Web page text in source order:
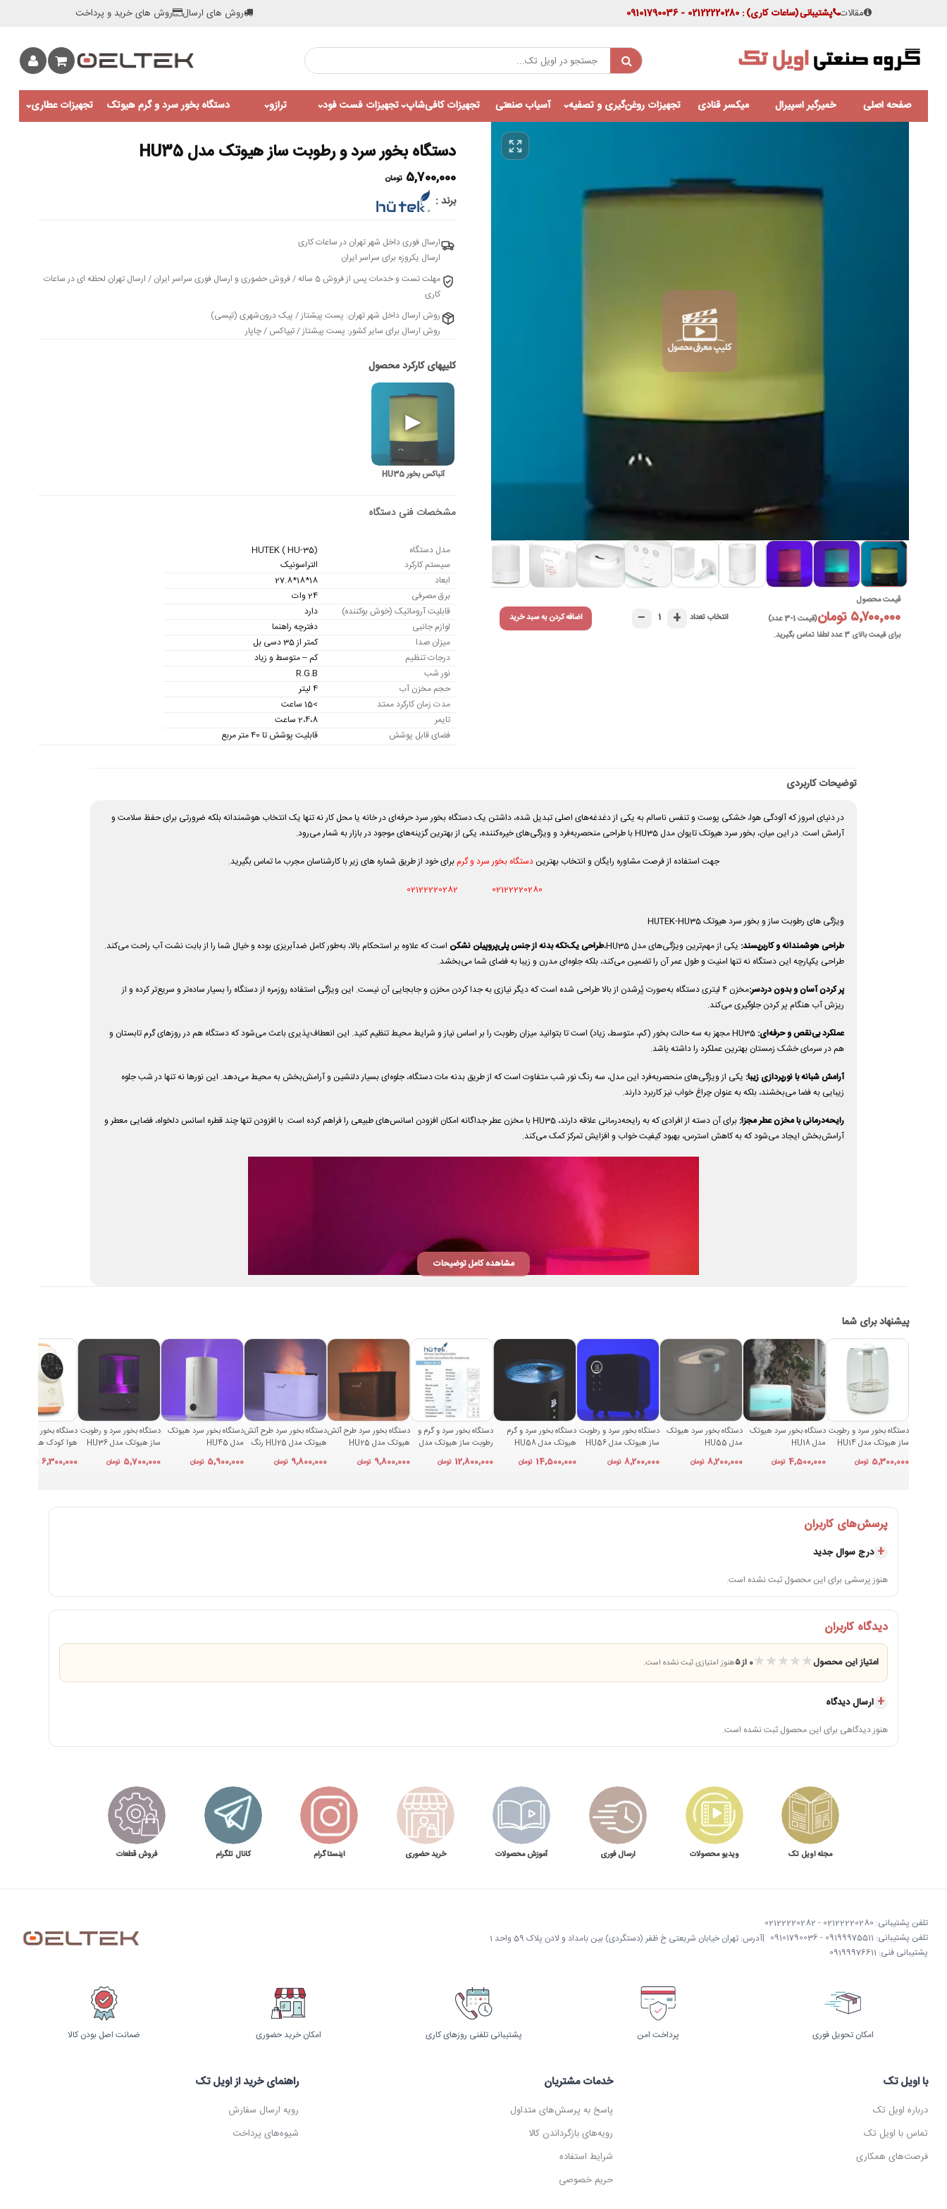
مقالات پشتیبانی(ساعات کاری): 02122220280 - 09101790036 روش های ارسال روش های خرید و پرداخت
صفحه اصلی خمیرگیر اسپیرال میکسر قنادی تجهیزات روغن‌گیری و تصفیه آسیاب صنعتی تجهیزات کافی‌شاپ تجهیزات فست فود ترازو دستگاه بخور سرد و گرم هیوتک تجهیزات عطاری
►
قیمت محصول
۵٬۷۰۰٬۰۰۰ تومان (قیمت 1-3 عدد) انتخاب تعداد + ۱ − اضافه کردن به سبد خرید
برای قیمت بالای 3 عدد لطفا تماس بگیرید.
دستگاه بخور سرد و رطوبت ساز هیوتک مدل HU35
5,700,000 تومان
برند
ارسال فوری داخل شهر تهران در ساعات کاری
ارسال یکروزه برای سراسر ایران
مهلت تست و خدمات پس از فروش 5 ساله / فروش حضوری و ارسال فوری سراسر ایران / ارسال تهران لحظه ای در ساعات
کاری
روش ارسال داخل شهر تهران: پست پیشتاز / پیک درون‌شهری (تپسی)
روش ارسال برای سایر کشور: پست پیشتاز / تیپاکس / چاپار
آنباکس بخور HU35
سیستم کارکرد
التراسونیک
ابعاد
18*18*27.8
برق مصرفی
24 وات
قابلیت آروماتیک (خوش بوکننده)
دارد
لوازم جانبی
دفترچه راهنما
میزان صدا
کمتر از 35 دسی بل
درجات تنظیم
کم – متوسط و زیاد
نور شب
R.G.B
حجم مخزن آب
4 لیتر
مدت زمان کارکرد ممتد
>15 ساعت
تایمر
2،4،8 ساعت
فضای قابل پوشش
قابلیت پوشش تا 40 متر مربع
مدل دستگاه HUTEK ( HU-35)
توضیحات کاربردی
در دنیای امروز که آلودگی هوا، خشکی پوست و تنفس ناسالم به یکی از دغدغه‌های اصلی تبدیل شده، داشتن یک دستگاه بخور سرد حرفه‌ای در خانه یا محل کار نه تنها یک انتخاب هوشمندانه بلکه ضرورتی برای حفظ سلامت و
آرامش است. در این میان، بخور سرد هیوتک تایوان مدل HU35 با طراحی منحصربه‌فرد و ویژگی‌های خیره‌کننده، یکی از بهترین گزینه‌های موجود در بازار به شمار می‌رود.
جهت استفاده از فرصت مشاوره رایگان و انتخاب بهترین دستگاه بخور سرد و گرم برای خود از طریق شماره های زیر با کارشناسان مجرب ما تماس بگیرید.
02122220280
02122220282
ویژگی های رطوبت ساز و بخور سرد هیوتک HUTEK-HU35
طراحی هوشمندانه و کاربرپسند: یکی از مهم‌ترین ویژگی‌های مدل HU35، طراحی یک‌تکه بدنه از جنس پلی‌پروپیلن نشکن است که علاوه بر استحکام بالا، به‌طور کامل ضدآبریزی بوده و خیال شما را از بابت نشت آب راحت می‌کند.
طراحی یکپارچه این دستگاه نه تنها امنیت و طول عمر آن را تضمین می‌کند، بلکه جلوه‌ای مدرن و زیبا به فضای شما می‌بخشد.
پر کردن آسان و بدون دردسر:
مخزن ۴ لیتری دستگاه به‌صورت پُرشدن از بالا طراحی شده است که دیگر نیازی به جدا کردن مخزن و جابجایی آن نیست. این ویژگی استفاده روزمره از دستگاه را بسیار ساده‌تر و سریع‌تر کرده و از
ریزش آب هنگام پر کردن جلوگیری می‌کند.
عملکرد بی‌نقص و حرفه‌ای:
HU35 مجهز به سه حالت بخور (کم، متوسط، زیاد) است تا بتوانید میزان رطوبت را بر اساس نیاز و شرایط محیط تنظیم کنید. این انعطاف‌پذیری باعث می‌شود که دستگاه هم در روزهای گرم تابستان و
هم در سرمای خشک زمستان بهترین عملکرد را داشته باشد.
آرامش شبانه با نورپردازی زیبا: یکی از ویژگی‌های منحصربه‌فرد این مدل، سه رنگ نور شب متفاوت است که از طریق بدنه مات دستگاه، جلوه‌ای بسیار دلنشین و آرامش‌بخش به محیط می‌دهد. این نورها نه تنها در شب جلوه
زیبایی به فضا می‌بخشند، بلکه به عنوان چراغ خواب نیز کاربرد دارند.
رایحه‌درمانی با مخزن عطر مجزا:
برای آن دسته از افرادی که به رایحه‌درمانی علاقه دارند، HU35 با مخزن عطر جداگانه امکان افزودن اسانس‌های طبیعی را فراهم کرده است. با افزودن تنها چند قطره اسانس دلخواه، فضایی معطر و
آرامش‌بخش ایجاد می‌شود که به کاهش استرس، بهبود کیفیت خواب و افزایش تمرکز کمک می‌کند.
طراحی زیبا، مدرن و یکپارچه
استفاده آسان و بدون نشتی
مناسب برای خانه، دفتر کار، مطب، کلینیک و مراکز آموزشی
صدای بسیار کم در زمان کارکرد
قابل استفاده با انواع اسانس‌های خوشبوکننده مجاز
مشاهده کامل توضیحات
پیشنهاد برای شما
دستگاه بخور سرد و رطوبت
ساز هیوتک مدل HU14
5,300,000 تومان
دستگاه بخور سرد هیوتک
مدل HU18
4,500,000 تومان
دستگاه بخور سرد هیوتک
مدل HU55
8,200,000 تومان
دستگاه بخور سرد و رطوبت
ساز هیوتک مدل HU56
8,200,000 تومان
دستگاه بخور سرد و گرم
هیوتک مدل HU58
14,500,000 تومان
دستگاه بخور سرد و گرم و
رطوبت ساز هیوتک مدل
12,800,000 تومان
دستگاه بخور سرد طرح آتش
هیوتک مدل HU25
9,800,000 تومان
دستگاه بخور سرد طرح آتش
هیوتک مدل HU25 رنگ
9,800,000 تومان
دستگاه بخور سرد هیوتک
مدل HU45
5,900,000 تومان
دستگاه بخور سرد و رطوبت
ساز هیوتک مدل HU36
5,700,000 تومان
دستگاه بخور سرد و تصفیه
هوا کودک هیوتک مدل
6,300,000 تومان
پرسش‌های کاربران
درج سوال جدید
هنوز پرسشی برای این محصول ثبت نشده است.
دیدگاه کاربران
امتیاز این محصول ★★★★★ 0 از ۵ هنوز امتیازی ثبت نشده است.
ارسال دیدگاه
هنوز دیدگاهی برای این محصول ثبت نشده است.
مجله اویل تک ویدیو محصولات ارسال فوری آموزش محصولات خرید حضوری اینستاگرام کانال تلگرام فروش قطعات
تلفن پشتیبانی: 02122220280 - 02122220282
تلفن پشتیبانی: 09199975511 - 09101790036
پشتیبانی فنی: 09199976611
|آدرس: تهران خیابان شریعتی خ ظفر (دستگردی) بین بامداد و لادن پلاک 59 واحد 1
امکان تحویل فوری پرداخت امن پشتیبانی تلفنی روزهای کاری امکان خرید حضوری ضمانت اصل بودن کالا
با اویل تک
درباره اویل تک
تماس با اویل تک
فرصت‌های همکاری
خدمات مشتریان
پاسخ به پرسش‌های متداول
رویه‌های بازگرداندن کالا
شرایط استفاده
حریم خصوصی
راهنمای خرید از اویل تک
رویه ارسال سفارش
شیوه‌های پرداخت